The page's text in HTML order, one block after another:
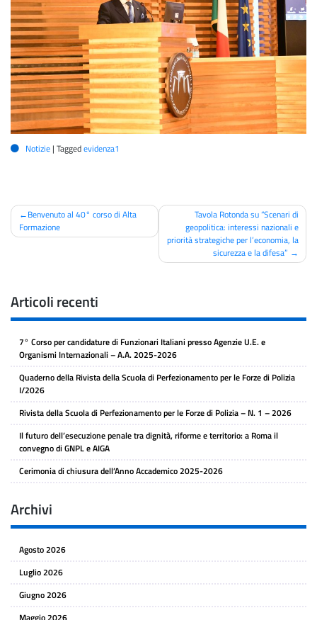
Notizie | Taggedevidenza1
Navigazione
articoli
Benvenuto al 40° corso di Alta
Formazione
Tavola Rotonda su “Scenari di
geopolitica: interessi nazionali e
priorità strategiche per l’economia, la
sicurezza e la difesa”
Articoli recenti
7° Corso per candidature di Funzionari Italiani presso Agenzie U.E. e
Organismi Internazionali – A.A. 2025-2026
Quaderno della Rivista della Scuola di Perfezionamento per le Forze di Polizia
I/2026
Rivista della Scuola di Perfezionamento per le Forze di Polizia – N. 1 – 2026
Il futuro dell’esecuzione penale tra dignità, riforme e territorio: a Roma il
convegno di GNPL e AIGA
Cerimonia di chiusura dell’Anno Accademico 2025-2026
Archivi
Agosto 2026
Luglio 2026
Giugno 2026
Maggio 2026